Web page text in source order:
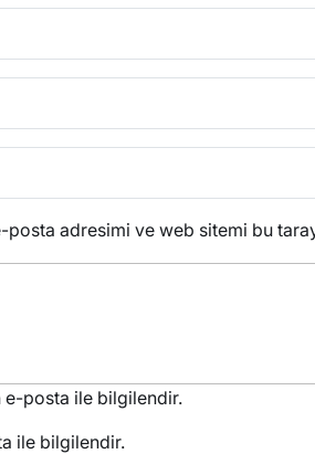
posta adresimi ve web sitemi bu
e-posta ile bilgilendir.
ile bilgilendir.